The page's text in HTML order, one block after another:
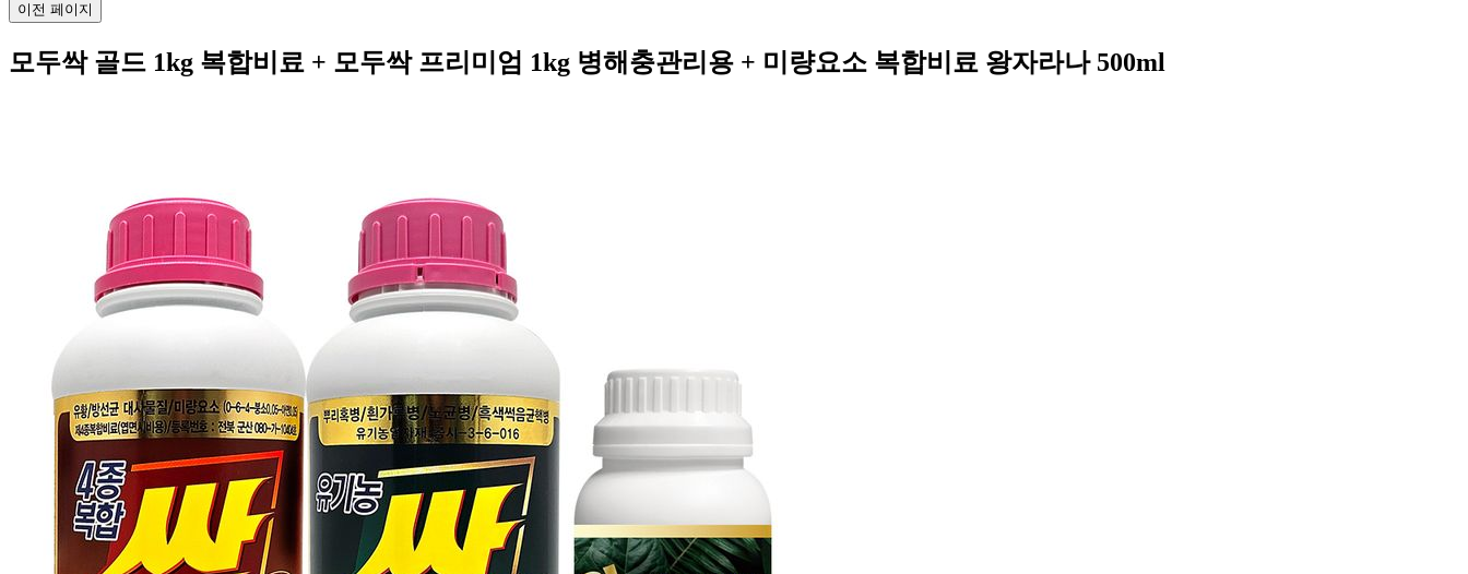
이전 페이지
모두싹 골드 1kg 복합비료 + 모두싹 프리미엄 1kg 병해충관리용 + 미량요소 복합비료 왕자라나 500ml